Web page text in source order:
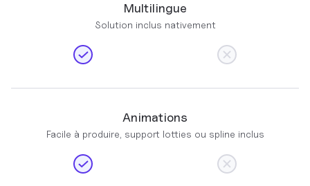
Multilingue
Solution inclus nativement
Animations
Facile à produire, support lotties ou spline inclus